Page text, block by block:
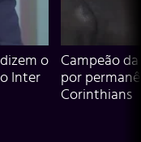
o
Inter
Campeão
por
Corinthians